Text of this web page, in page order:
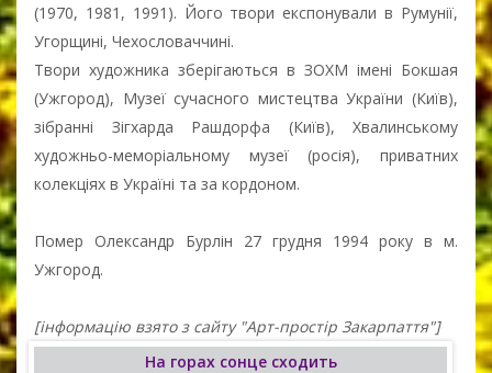
(1970, 1981, 1991). Його твори експонували в Румунії,
Угорщині, Чехословаччині.
Твори художника зберігаються в ЗОХМ імені Бокшая
(Ужгород), Музеї сучасного мистецтва України (Київ),
зібранні Зігхарда Рашдорфа (Київ), Хвалинському
художньо-меморіальному музеї (росія), приватних
колекціях в Україні та за кордоном.
Помер Олександр Бурлін 27 грудня 1994 року в м.
Ужгород.
[інформацію взято з сайту "Арт-простір Закарпаття"]
На горах сонце сходить